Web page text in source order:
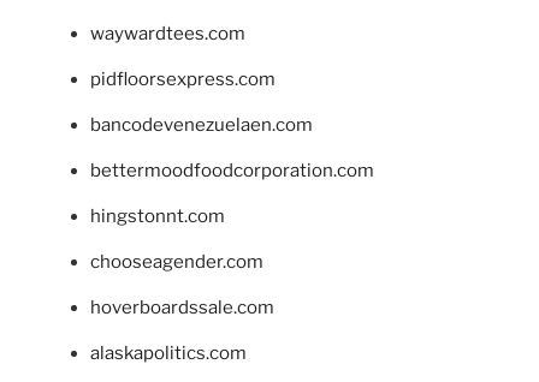
waywardtees.com
pidfloorsexpress.com
bancodevenezuelaen.com
bettermoodfoodcorporation.com
hingstonnt.com
chooseagender.com
hoverboardssale.com
alaskapolitics.com